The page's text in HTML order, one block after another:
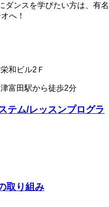
ダンスを学びたい方は、有名
へ！
和ビル2Ｆ
富田駅から徒歩2分
テム/レッスンプログラ
取り組み